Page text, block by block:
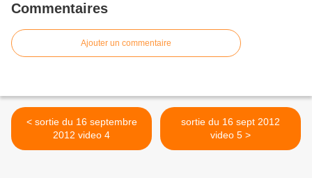
Commentaires
Ajouter un commentaire
< sortie du 16 septembre
2012 video 4
sortie du 16 sept 2012
video 5 >